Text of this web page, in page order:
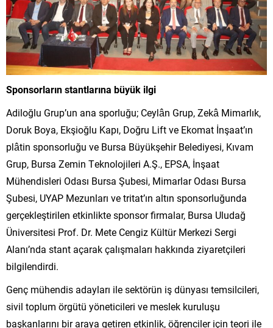
Sponsorların stantlarına büyük ilgi
Adiloğlu Grup’un ana sporluğu; Ceylân Grup, Zekâ Mimarlık,
Doruk Boya, Ekşioğlu Kapı, Doğru Lift ve Ekomat İnşaat’ın
plâtin sponsorluğu ve Bursa Büyükşehir Belediyesi, Kıvam
Grup, Bursa Zemin Teknolojileri A.Ş., EPSA, İnşaat
Mühendisleri Odası Bursa Şubesi, Mimarlar Odası Bursa
Şubesi, UYAP Mezunları ve tritat’ın altın sponsorluğunda
gerçekleştirilen etkinlikte sponsor firmalar, Bursa Uludağ
Üniversitesi Prof. Dr. Mete Cengiz Kültür Merkezi Sergi
Alanı’nda stant açarak çalışmaları hakkında ziyaretçileri
bilgilendirdi.
Genç mühendis adayları ile sektörün iş dünyası temsilcileri,
sivil toplum örgütü yöneticileri ve meslek kuruluşu
başkanlarını bir araya getiren etkinlik, öğrenciler için teori ile